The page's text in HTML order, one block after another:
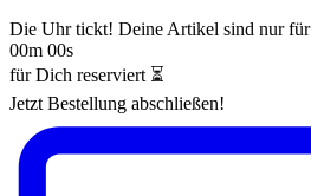
Die Uhr tickt! Deine Artikel sind nur für
00m 00s
für Dich reserviert ⏳
Jetzt Bestellung abschließen!